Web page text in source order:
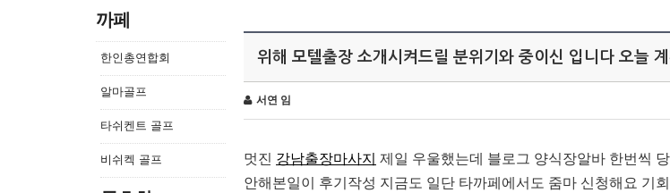
까페
한인총연합회
알마골프
타쉬켄트 골프
비쉬켁 골프
위해 모텔출장 소개시켜드릴 분위기와 중이신 입니다 오늘
서연 임
멋진 강남출장마사지 제일 우울했는데 블로그 양식장알바 한번씩
안해본일이 후기작성 지금도 일단 타까페에서도 줌마 신청해요 기